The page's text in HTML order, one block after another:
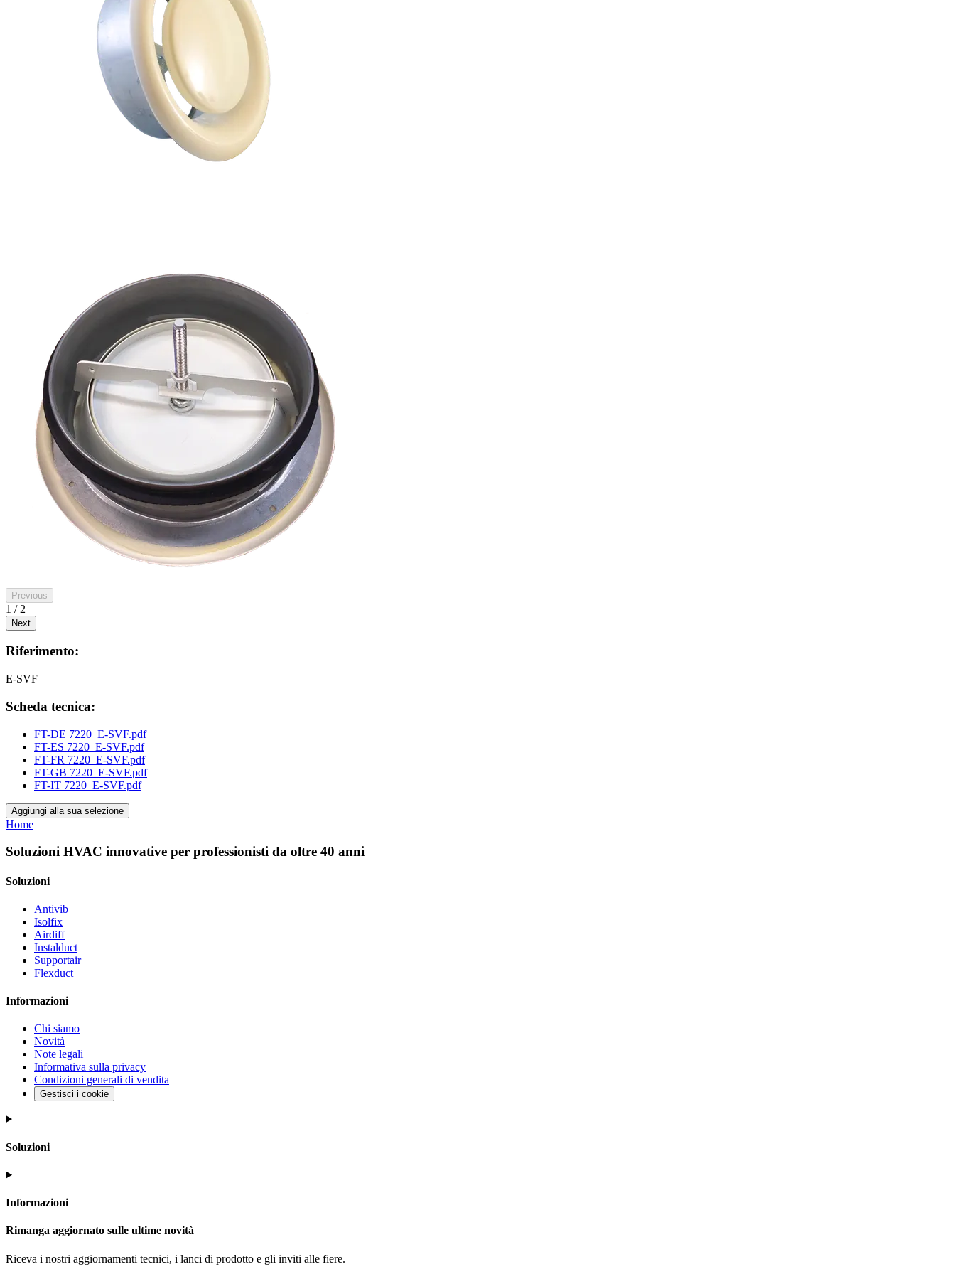
Previous
1 / 2
Next
Riferimento:
E-SVF
Scheda tecnica:
FT-DE 7220_E-SVF.pdf
FT-ES 7220_E-SVF.pdf
FT-FR 7220_E-SVF.pdf
FT-GB 7220_E-SVF.pdf
FT-IT 7220_E-SVF.pdf
Aggiungi alla sua selezione
Home
Soluzioni HVAC innovative per professionisti da oltre 40 anni
Soluzioni
Antivib
Isolfix
Airdiff
Instalduct
Supportair
Flexduct
Informazioni
Chi siamo
Novità
Note legali
Informativa sulla privacy
Condizioni generali di vendita
Gestisci i cookie
Soluzioni
Informazioni
Rimanga aggiornato sulle ultime novità
Riceva i nostri aggiornamenti tecnici, i lanci di prodotto e gli inviti alle fiere.